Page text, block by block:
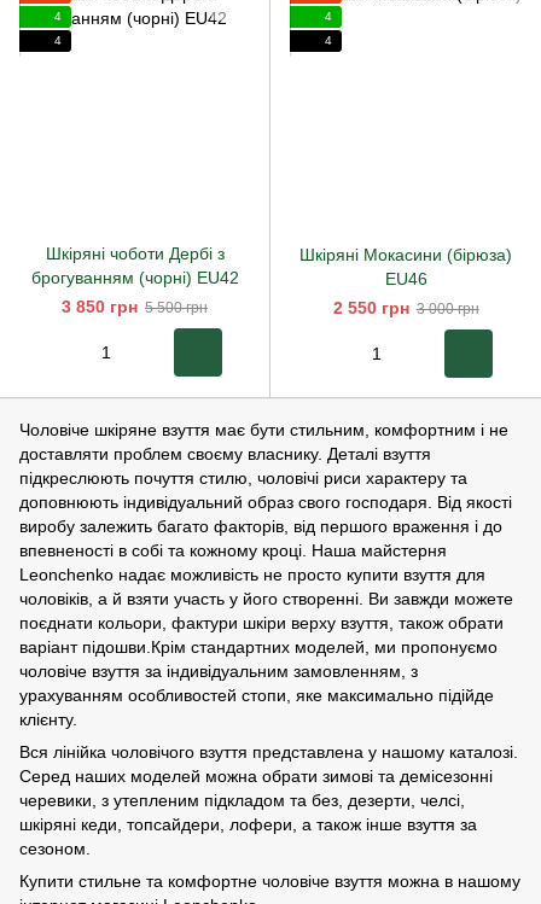
4
4
Шкіряні чоботи Дербі з
брогуванням (чорні) EU42
3 850 грн 5 500 грн
4
4
Шкіряні Мокасини (бірюза)
EU46
2 550 грн 3 000 грн
Чоловіче шкіряне взуття має бути стильним, комфортним і не
доставляти проблем своєму власнику. Деталі взуття
підкреслюють почуття стилю, чоловічі риси характеру та
доповнюють індивідуальний образ свого господаря. Від якості
виробу залежить багато факторів, від першого враження і до
впевненості в собі та кожному кроці. Наша майстерня
Leonchenko надає можливість не просто купити взуття для
чоловіків, а й взяти участь у його створенні. Ви завжди можете
поєднати кольори, фактури шкіри верху взуття, також обрати
варіант підошви.Крім стандартних моделей, ми пропонуємо
чоловіче взуття за індивідуальним замовленням, з
урахуванням особливостей стопи, яке максимально підійде
клієнту.
Вся лінійка чоловічого взуття представлена ​​у нашому каталозі.
Серед наших моделей можна обрати зимові та демісезонні
черевики, з утепленим підкладом та без, дезерти, челсі,
шкіряні кеди, топсайдери, лофери, а також інше взуття за
сезоном.
Купити стильне та комфортне чоловіче взуття можна в нашому